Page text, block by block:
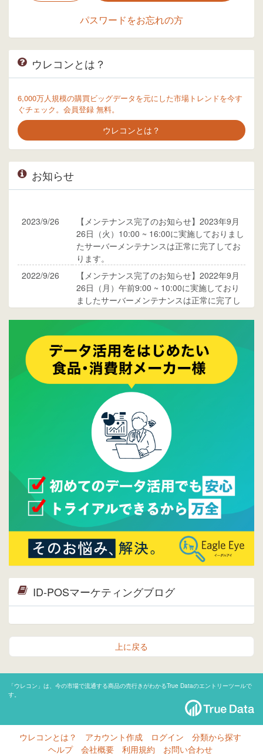
パスワードをお忘れの方
ウレコンとは？
6,000万人規模の購買ビッグデータを元にした市場トレンドを今す
ぐチェック。会員登録 無料。
ウレコンとは？
お知らせ
2023/9/26
【メンテナンス完了のお知らせ】2023年9月
26日（火）10:00 ~ 16:00に実施しておりまし
たサーバーメンテナンスは正常に完了してお
ります。
2022/9/26
【メンテナンス完了のお知らせ】2022年9月
26日（月）午前9:00 ~ 10:00に実施しており
ましたサーバーメンテナンスは正常に完了し
ご覧ください。
2015/10/19
ウレコンのサイト機能を大幅バージョンアッ
プ。詳細はこちら。⇒告知ページへ
2015/09/28
ウレコンが機能拡充し、サイトリニューアル
しました。⇒
ウレコンFacebook
Facebookページを開設しました。詳細は
ら。
ウレコンサイトリリースしました。
ID-POSマーケティングブログ
上に戻る
「ウレコン」は、今の市場で流通する商品の売行きがわかるTrue Dataのエントリーツールで
す。
ウレコンとは？ アカウント作成 ログイン
分類から探す
ヘルプ
会社概要 利用規約 お問い合わせ